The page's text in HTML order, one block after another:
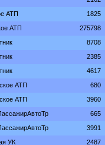
АТП 1825
АТП 275798
8708
2385
4617
АТП 680
АТП 3960
665
3991
УК 2487